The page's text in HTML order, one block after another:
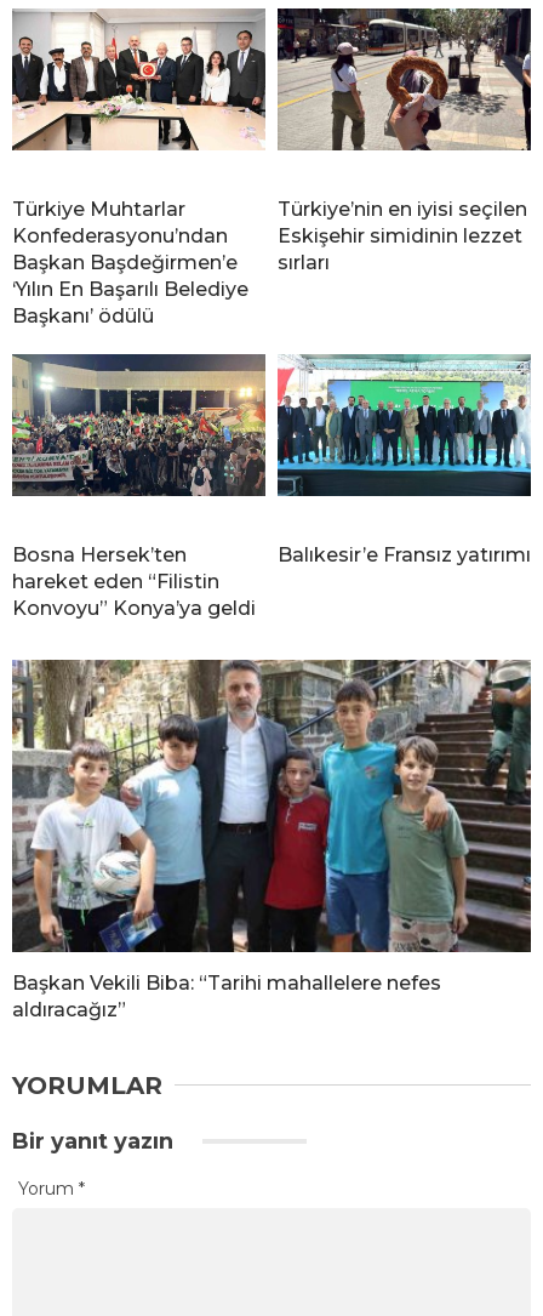
Türkiye Muhtarlar
Konfederasyonu’ndan
Başkan Başdeğirmen’e
‘Yılın En Başarılı Belediye
Başkanı’ ödülü
Türkiye’nin en iyisi seçilen
Eskişehir simidinin lezzet
sırları
Bosna Hersek’ten
hareket eden “Filistin
Konvoyu” Konya’ya geldi
Balıkesir’e Fransız yatırımı
Başkan Vekili Biba: “Tarihi mahallelere nefes
aldıracağız”
YORUMLAR
Bir yanıt yazın
Yorum *